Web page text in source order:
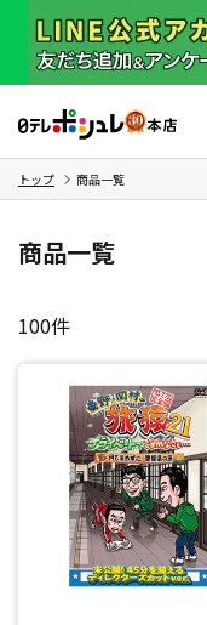
トップ 商品一覧
商品一覧
100件